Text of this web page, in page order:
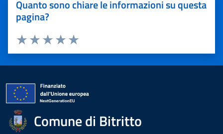
Quanto sono chiare le informazioni su questa
pagina?
Valuta 5 stelle su 5
Valuta 4 stelle su 5
Valuta 3 stelle su 5
Valuta 2 stelle su 5
Valuta 1 stelle su 5
Comune di Bitritto